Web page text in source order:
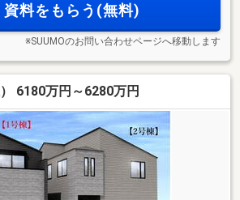
資料をもらう(無料)
※SUUMOのお問い合わせページへ移動します
6180万円～6280万円